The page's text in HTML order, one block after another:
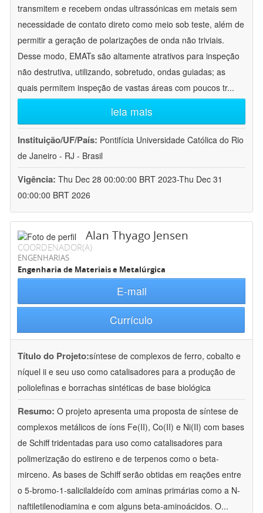
transmitem e recebem ondas ultrassónicas em metais sem
necessidade de contato direto como meio sob teste, além de
permitir a geração de polarizações de onda não triviais.
Desse modo, EMATs são altamente atrativos para inspeção
não destrutiva, utilizando, sobretudo, ondas guiadas; as
quais permitem inspeção de vastas áreas com poucos tr...
leia mais
Instituição/UF/País: Pontifícia Universidade Católica do Rio
de Janeiro - RJ - Brasil
Vigência: Thu Dec 28 00:00:00 BRT 2023-Thu Dec 31
00:00:00 BRT 2026
Alan Thyago Jensen
COORDENADOR(A)
ENGENHARIAS
Engenharia de Materiais e Metalúrgica
E-mail
Currículo
Título do Projeto:síntese de complexos de ferro, cobalto e
níquel ii e seu uso como catalisadores para a produção de
poliolefinas e borrachas sintéticas de base biológica
Resumo: O projeto apresenta uma proposta de síntese de
complexos metálicos de íons Fe(II), Co(II) e Ni(II) com bases
de Schiff tridentadas para uso como catalisadores para
polimerização do estireno e de terpenos como o beta-
mirceno. As bases de Schiff serão obtidas em reações entre
o 5-bromo-1-salicilaldeído com aminas primárias como a N-
naftiletilenodiamina e com alguns beta-aminoácidos. O...